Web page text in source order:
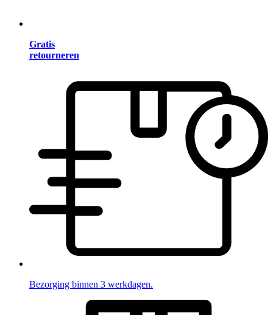
Gratis
retourneren
Bezorging binnen 3 werkdagen.